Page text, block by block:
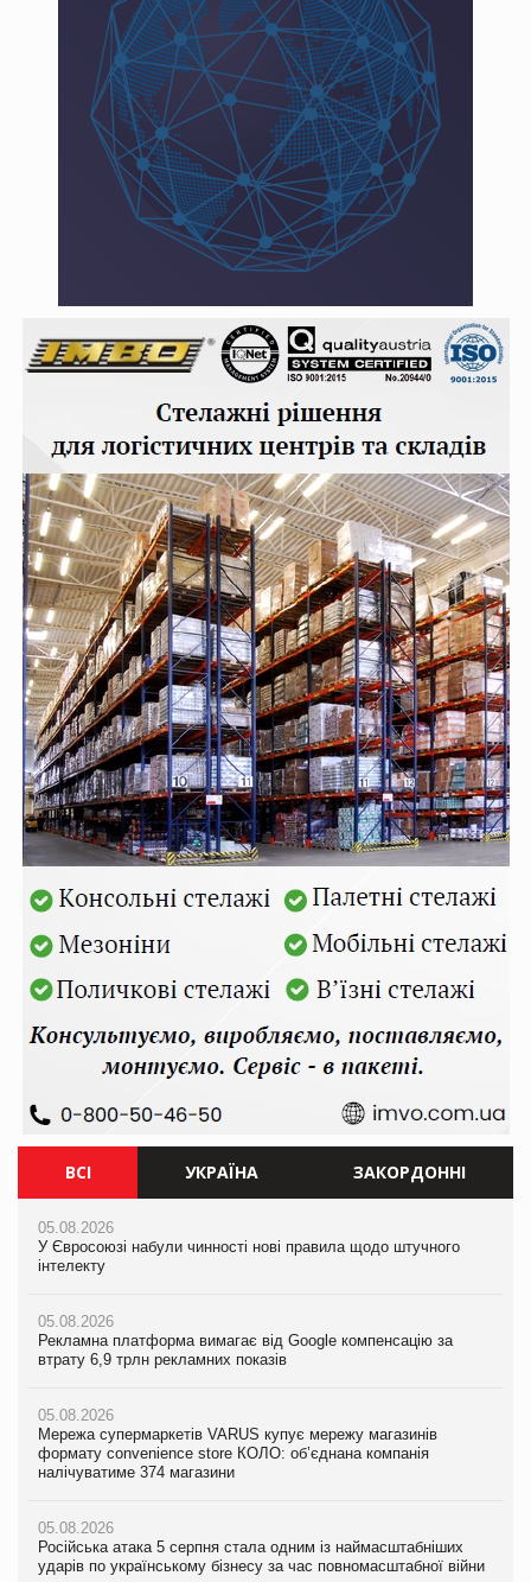
ВСІ УКРАЇНА ЗАКОРДОННІ
05.08.2026
У Євросоюзі набули чинності нові правила щодо штучного
інтелекту
05.08.2026
Рекламна платформа вимагає від Google компенсацію за
втрату 6,9 трлн рекламних показів
05.08.2026
Мережа супермаркетів VARUS купує мережу магазинів
формату convenience store КОЛО: об’єднана компанія
налічуватиме 374 магазини
05.08.2026
Російська атака 5 серпня стала одним із наймасштабніших
ударів по українському бізнесу за час повномасштабної війни
05.08.2026
Мережа супермаркетів VARUS купує мережу магазинів
формату convenience store КОЛО: об’єднана компанія
05.08.2026
Російська атака 5 серпня стала одним із наймасштабніших
05.08.2026
Смачне поповнення дитячого меню: у VARUS з’явилися
новинки від ТМ ТОКЕРИ
05.08.2026
Сергій Лісунов про заморожені хлібобулочні вироби на
PrivateLabel&FMCG Master 2026
05.08.2026
У Євросоюзі набули чинності нові правила щодо штучного
інтелекту
05.08.2026
Рекламна платформа вимагає від Google компенсацію за
втрату 6,9 трлн рекламних показів
05.08.2026
Adidas витратила понад $1 млрд на маркетинг за квартал
продуктів